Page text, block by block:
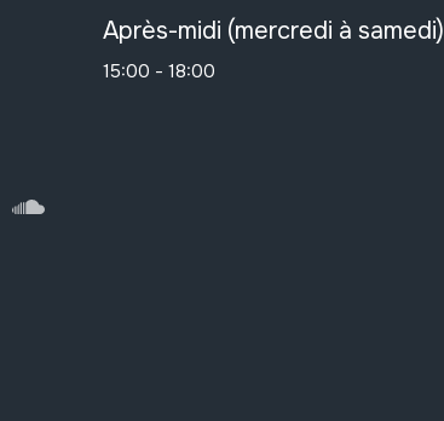
FlickrSoundCloud
Après-midi (mercredi à samedi)
15:00 - 18:00